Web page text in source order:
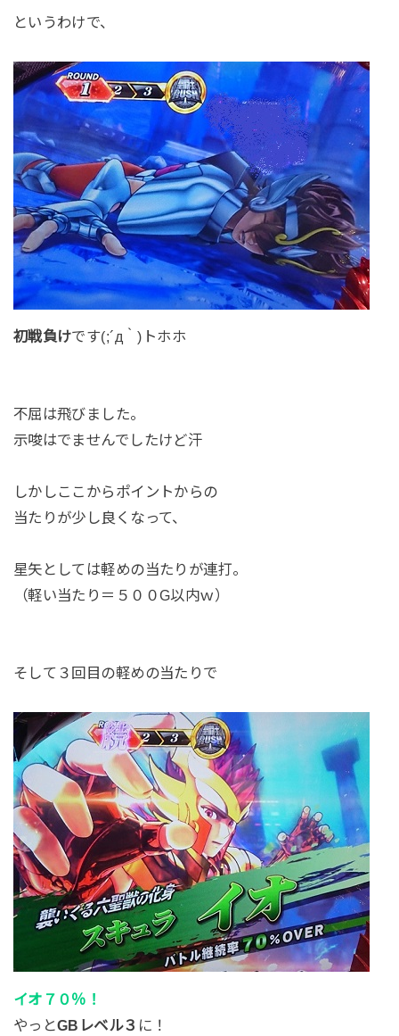
というわけで、
初戦負けです(;´д｀)トホホ
不屈は飛びました。
示唆はでませんでしたけど汗
しかしここからポイントからの
当たりが少し良くなって、
星矢としては軽めの当たりが連打。
（軽い当たり＝５００G以内ｗ）
そして３回目の軽めの当たりで
イオ７０％！
やっとGBレベル３ に！